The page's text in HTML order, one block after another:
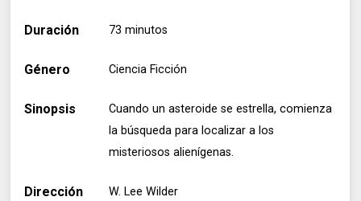
Duración 73 minutos
Género Ciencia Ficción
Sinopsis
Cuando un asteroide se estrella, comienza
la búsqueda para localizar a los
misteriosos alienígenas.
Dirección W. Lee Wilder